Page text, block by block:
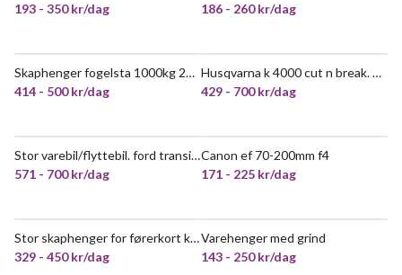
193 - 350 kr/dag
186 - 260 kr/dag
VELDIG POPULÆR
Skaphenger fogelsta 1000kg 2020 modell
414 - 500 kr/dag
VELDIG POPULÆR
Husqvarna k 4000 cut n break. 40cm dybde fra en side.
429 - 700 kr/dag
VELDIG POPULÆR
Stor varebil/flyttebil. ford transit 110 t300
571 - 700 kr/dag
VELDIG POPULÆR
Canon ef 70-200mm f4
171 - 225 kr/dag
VELDIG POPULÆR
Stor skaphenger for førerkort kl b 750kg
329 - 450 kr/dag
VELDIG POPULÆR
Varehenger med grind
143 - 250 kr/dag